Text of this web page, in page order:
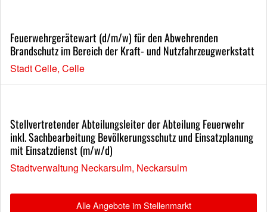
Feuerwehrgerätewart (d/m/w) für den Abwehrenden
Brandschutz im Bereich der Kraft- und Nutzfahrzeugwerkstatt
Stadt Celle, Celle
Stellvertretender Abteilungsleiter der Abteilung Feuerwehr
inkl. Sachbearbeitung Bevölkerungsschutz und Einsatzplanung
mit Einsatzdienst (m/w/d)
Stadtverwaltung Neckarsulm, Neckarsulm
Alle Angebote im Stellenmarkt